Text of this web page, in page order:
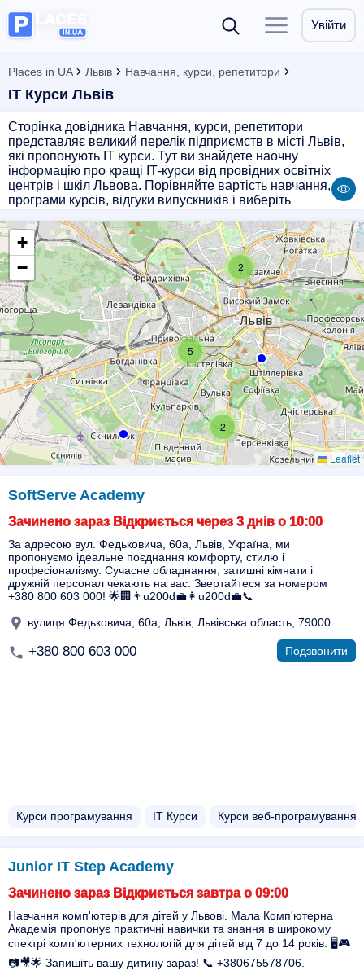
Увійти
Places in UA Львів Навчання, курси, репетитори
ІТ Курси Львів
Сторінка довідника Навчання, курси, репетитори
представляє великий перелік підприємств в місті Львів,
які пропонують ІТ курси. Тут ви знайдете наочну
інформацію про кращі ІТ-курси від провідних освітніх
центрів і шкіл Львова. Порівняйте вартість навчання,
програми курсів, відгуки випускників і виберіть
досягнути успіху в сфері ІТ, отримати нові знання або
покращити вже наявні - ця сторінка буде корисною для
вас. Прокладіть свій шлях до успіху в ІТ разом з нашим
довідником.
2
2
5
+
−
Leaflet
SoftServe Academy
Зачинено зараз Відкриється через 3 днів о 10:00
За адресою вул. Федьковича, 60а, Львів, Україна, ми
пропонуємо ідеальне поєднання комфорту, стилю і
професіоналізму. Сучасне обладнання, затишні кімнати і
дружній персонал чекають на вас. Звертайтеся за номером
+380 800 603 000! 🌟🏢👨u200d💼👩u200d💼📞
вулиця Федьковича, 60а, Львів, Львівська область, 79000
+380 800 603 000 Подзвонити
Курси програмування ІТ Курси Курси веб-програмування
Junior IT Step Academy
Зачинено зараз Відкриється завтра о 09:00
Навчання комп'ютерів для дітей у Львові. Мала Комп'ютерна
Академія пропонує практичні навички та знання в широкому
спектрі комп'ютерних технологій для дітей від 7 до 14 років. 🖥️🎮
📷🎥🌟 Запишіть вашу дитину зараз! 📞 +380675578706.